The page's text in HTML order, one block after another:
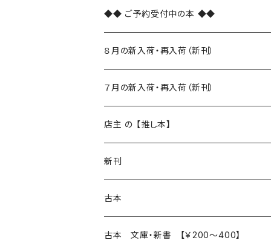
◆◆ ご予約受付中の本 ◆◆
８月の新入荷・再入荷（新刊）
新入荷
再入荷
７月の新入荷・再入荷（新刊）
新入荷
再入荷
店主 の 【推し本】
新刊
本 の あれこれ
読書のこと
文芸
古本
本 の あれこれ
古本 文庫・新書 【￥200～400】